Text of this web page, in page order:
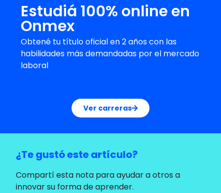
Estudiá 100% online en
Onmex
Obtené tu título oficial en 2 años con las
habilidades más demandadas por el mercado
laboral
Ver carreras
¿Te gustó este artículo?
Compartí esta nota para ayudar a otros a
innovar su forma de aprender.